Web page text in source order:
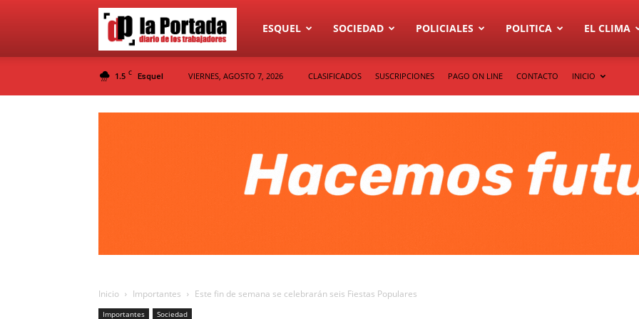
Diario
La
ESQUEL SOCIEDAD POLICIALES POLITICA EL CLIMA
1.5 C Esquel VIERNES, AGOSTO 7, 2026 CLASIFICADOS SUSCRIPCIONES PAGO ON LINE CONTACTO INICIO
Inicio Importantes Este fin de semana se celebrarán seis Fiestas Populares
Importantes Sociedad